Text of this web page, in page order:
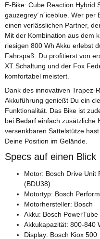
E-Bike: Cube Reaction Hybrid
gauzegrey´n´iceblue. Wer
einen verlässlichen Partner,
Mit der Kombination aus dem
riesigen 800 Wh Akku erlebst
Fahrspaß. Du profitierst von
XT Schaltung und der Fox
komfortabel meistert.
Dank des innovativen Trapez-
Akkuführung genießt Du ein
Funktionalität. Das Bike ist
bei Bedarf einfach zusätzliche
versenkbaren Sattelstütze
Deine Position im Gelände.
Specs auf einen Blick
Motor: Bosch Drive Unit
(BDU38)
Motortyp: Bosch
Motorhersteller: Bosch
Akku: Bosch PowerTube
Akkukapazität: 800-840
Display: Bosch Kiox 500